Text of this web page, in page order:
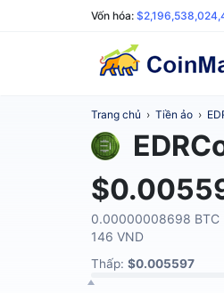
Vốn hóa:
Trang chủ › Tiền ảo ›
0.00000008698 BTC
146 VND
Thấp: $0.005597